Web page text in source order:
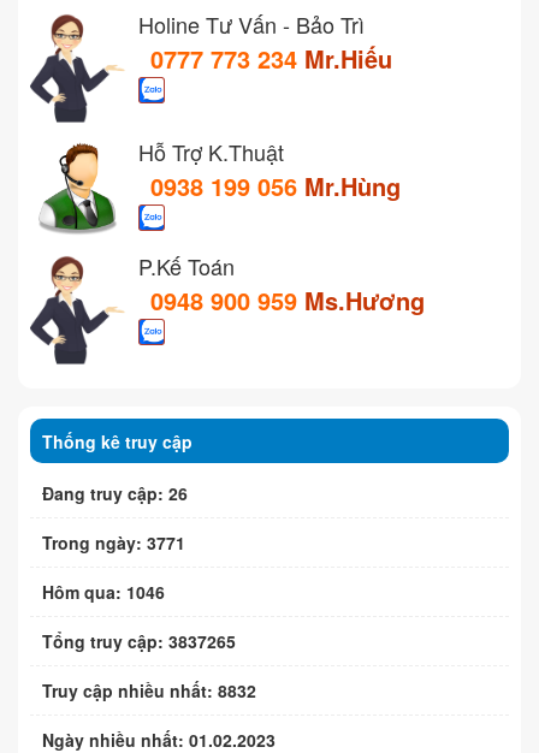
Holine Tư Vấn - Bảo Trì
0777 773 234 Mr.Hiếu
Hỗ Trợ K.Thuật
0938 199 056 Mr.Hùng
P.Kế Toán
0948 900 959 Ms.Hương
Thống kê truy cập
Đang truy cập: 26
Trong ngày: 3771
Hôm qua: 1046
Tổng truy cập: 3837265
Truy cập nhiều nhất: 8832
Ngày nhiều nhất: 01.02.2023